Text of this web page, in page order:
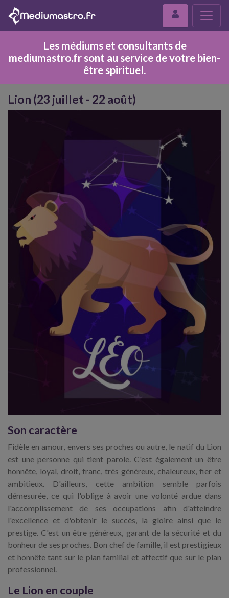
Les médiums et consultants de
mediumastro.fr sont au service de votre bien-
être spirituel.
Lion (23 juillet - 22 août)
Son caractère
Fidèle en amour, envers ses proches ou autre, le natif du Lion
est une personne qui tient parole. C'est également un être
honnête, loyal, droit, franc, très généreux, chaleureux, fier et
ambitieux. D'ailleurs, cette ambition semble parfois
démesurée, ce qui l'oblige à avoir une volonté ardue dans
l'accomplissement de ses occupations afin d'atteindre
l'excellence et d'obtenir le succès, la gloire ainsi que le
prestige. C'est un être généreux, garant de la sécurité et du
bonheur de ses proches. Bon chef de famille, il est prestigieux
et honnête tant sur le plan familial et affectif que sur le plan
professionnel.
Le Lion en couple